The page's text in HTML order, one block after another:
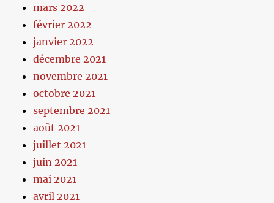
mars 2022
février 2022
janvier 2022
décembre 2021
novembre 2021
octobre 2021
septembre 2021
août 2021
juillet 2021
juin 2021
mai 2021
avril 2021